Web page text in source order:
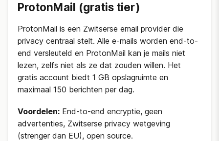
ProtonMail (gratis tier)
ProtonMail is een Zwitserse email provider die
privacy centraal stelt. Alle e-mails worden end-to-
end versleuteld en ProtonMail kan je mails niet
lezen, zelfs niet als ze dat zouden willen. Het
gratis account biedt 1 GB opslagruimte en
maximaal 150 berichten per dag.
Voordelen: End-to-end encryptie, geen
advertenties, Zwitserse privacy wetgeving
(strenger dan EU), open source.